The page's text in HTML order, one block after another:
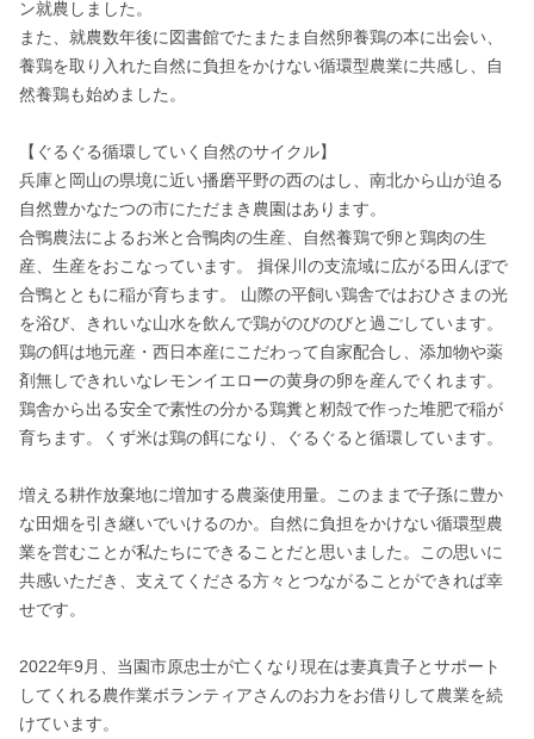
ン就農しました。
また、就農数年後に図書館でたまたま自然卵養鶏の本に出会い、
養鶏を取り入れた自然に負担をかけない循環型農業に共感し、自
然養鶏も始めました。
【ぐるぐる循環していく自然のサイクル】
兵庫と岡山の県境に近い播磨平野の西のはし、南北から山が迫る
自然豊かなたつの市にただまき農園はあります。
合鴨農法によるお米と合鴨肉の生産、自然養鶏で卵と鶏肉の生
産、生産をおこなっています。 揖保川の支流域に広がる田んぼで
合鴨とともに稲が育ちます。 山際の平飼い鶏舎ではおひさまの光
を浴び、きれいな山水を飲んで鶏がのびのびと過ごしています。
鶏の餌は地元産・西日本産にこだわって自家配合し、添加物や薬
剤無しできれいなレモンイエローの黄身の卵を産んでくれます。
鶏舎から出る安全で素性の分かる鶏糞と籾殻で作った堆肥で稲が
育ちます。くず米は鶏の餌になり、ぐるぐると循環しています。
増える耕作放棄地に増加する農薬使用量。このままで子孫に豊か
な田畑を引き継いでいけるのか。自然に負担をかけない循環型農
業を営むことが私たちにできることだと思いました。この思いに
共感いただき、支えてくださる方々とつながることができれば幸
せです。
2022年9月、当園市原忠士が亡くなり現在は妻真貴子とサポート
してくれる農作業ボランティアさんのお力をお借りして農業を続
けています。